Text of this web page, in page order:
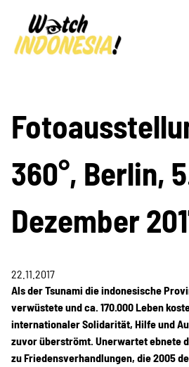
360°, Berlin,
Dezember
22.11.2017
Als der Tsunami die indonesische
verwüstete und ca. 170.000 Leben
internationaler Solidarität, Hilfe und
zuvor überströmt. Unerwartet ebnete
zu Friedensverhandlungen, die 2005